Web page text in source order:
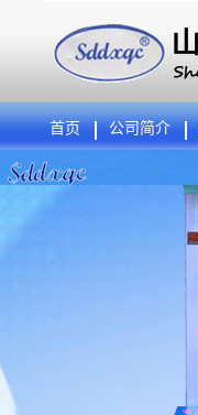
首页 公司简介